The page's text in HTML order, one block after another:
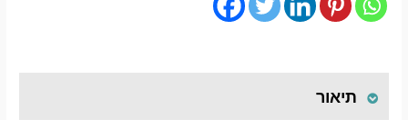
מגנטיים
Mitsubishi
תיאור